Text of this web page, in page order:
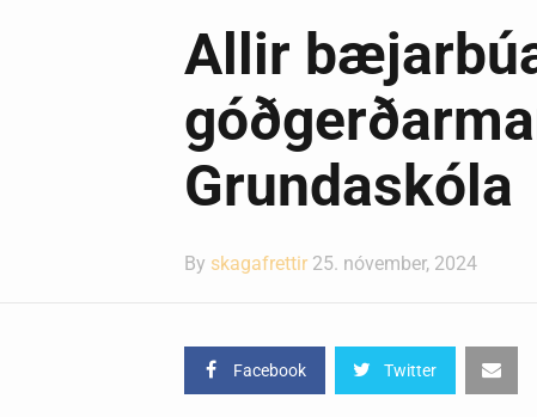
Allir
Grundaskóla
By skagafrettir 25. nóvember, 2024
Facebook Twitter